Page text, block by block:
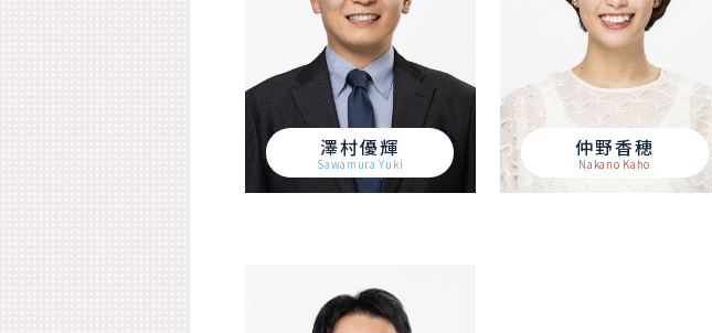
澤村優輝
Sawamura Yuki
仲野香穂
Nakano Kaho